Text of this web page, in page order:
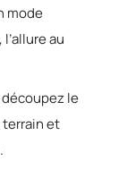
mode
au
le
terrain et